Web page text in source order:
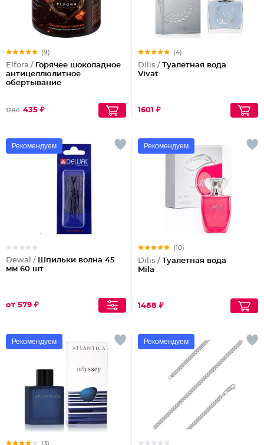
(9)
Elfora / Горячее шоколадное
антицеллюлитное
обертывание
1280 435 ₽
(4)
Dilis / Туалетная вода
Vivat
1601 ₽
Рекомендуем
Dewal / Шпильки волна 45
мм 60 шт
от 579 ₽
Рекомендуем
(10)
Dilis / Туалетная вода
Mila
1488 ₽
Рекомендуем
(3)
Рекомендуем